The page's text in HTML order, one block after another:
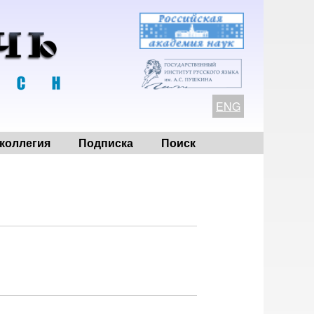
ENG
Подписка Поиск